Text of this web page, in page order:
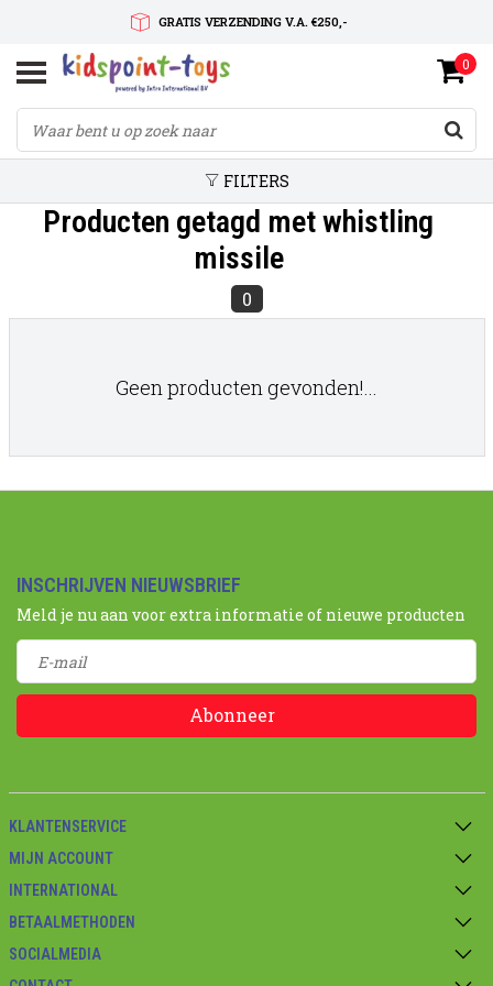
GRATIS VERZENDING V.A. €250,-
SNELLE LEVERTIJD
SERVICE OP MAAT
0
FILTERS
Producten getagd met whistling
missile
0
Geen producten gevonden!...
INSCHRIJVEN NIEUWSBRIEF
Meld je nu aan voor extra informatie of nieuwe producten
Abonneer
KLANTENSERVICE
MIJN ACCOUNT
INTERNATIONAL
BETAALMETHODEN
SOCIALMEDIA